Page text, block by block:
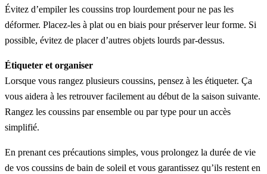
Évitez d’empiler les coussins trop lourdement pour ne pas les
déformer. Placez-les à plat ou en biais pour préserver leur forme. Si
possible, évitez de placer d’autres objets lourds par-dessus.
Étiqueter et organiser
Lorsque vous rangez plusieurs coussins, pensez à les étiqueter. Ça
vous aidera à les retrouver facilement au début de la saison suivante.
Rangez les coussins par ensemble ou par type pour un accès
simplifié.
En prenant ces précautions simples, vous prolongez la durée de vie
de vos coussins de bain de soleil et vous garantissez qu’ils restent en